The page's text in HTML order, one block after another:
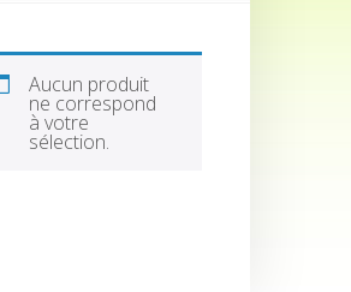
Aucun produit
ne correspond
à votre
sélection.